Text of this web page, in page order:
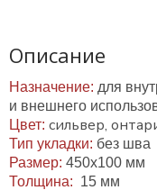
Описание
Назначение: для
и внешнего
Цвет: сильвер,
Тип укладки: без шва
Размер: 450х100 мм
Толщина: 15 мм